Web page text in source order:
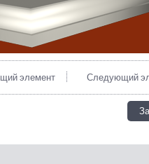
Следующий
элемент